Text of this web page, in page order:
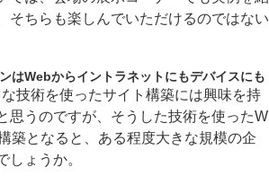
そちらも楽しんでいただけるのではない
はWebからイントラネットにもデバイスにも
技術を使ったサイト構築には興味を持
思うのですが、そうした技術を使ったW
築となると、ある程度大きな規模の企
しょうか。